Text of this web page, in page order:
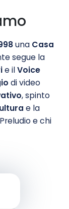
una Casa
segue la
e ilVoice
di video
, spinto
e la
e chi